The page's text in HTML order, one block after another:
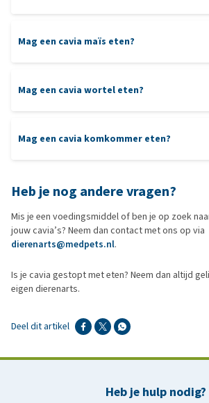
Mag een cavia maïs eten?
Mag een cavia wortel eten?
Mag een cavia komkommer eten?
Heb je nog andere vragen?
Mis je een voedingsmiddel of ben je op zoek
jouw cavia’s? Neem dan contact met ons op via
dierenarts@medpets.nl.
Is je cavia gestopt met eten? Neem dan altijd
eigen dierenarts.
Deel dit artikel
Heb je hulp nodig?